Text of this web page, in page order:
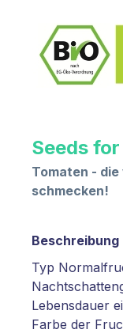
Seeds
Tomaten -
schmecken!
Beschreibung
Typ
Lebensdauer
Farbe der